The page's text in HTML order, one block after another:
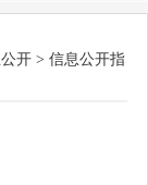
开 > 信息公开指